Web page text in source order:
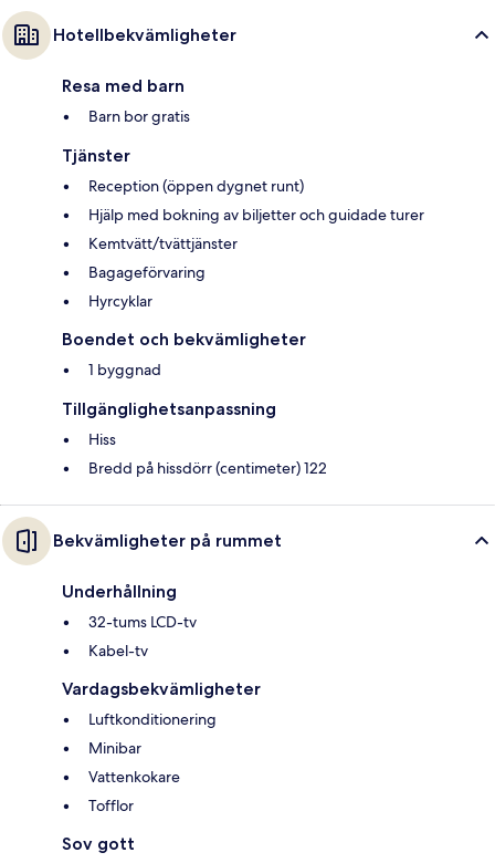
Hotellbekvämligheter
Resa med barn
Barn bor gratis
Tjänster
Reception (öppen dygnet runt)
Hjälp med bokning av biljetter och guidade turer
Kemtvätt/tvättjänster
Bagageförvaring
Hyrcyklar
Boendet och bekvämligheter
1 byggnad
Tillgänglighetsanpassning
Hiss
Bredd på hissdörr (centimeter) 122
Bekvämligheter på rummet
Underhållning
32-tums LCD-tv
Kabel-tv
Vardagsbekvämligheter
Luftkonditionering
Minibar
Vattenkokare
Tofflor
Sov gott